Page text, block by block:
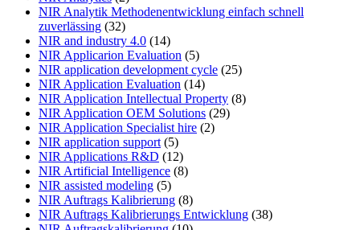
NIR Analytik Methodenentwicklung einfach schnell
zuverlässing (32)
NIR and industry 4.0 (14)
NIR Applicarion Evaluation (5)
NIR application development cycle (25)
NIR Application Evaluation (14)
NIR Application Intellectual Property (8)
NIR Application OEM Solutions (29)
NIR Application Specialist hire (2)
NIR application support (5)
NIR Applications R&D (12)
NIR Artificial Intelligence (8)
NIR assisted modeling (5)
NIR Auftrags Kalibrierung (8)
NIR Auftrags Kalibrierungs Entwicklung (38)